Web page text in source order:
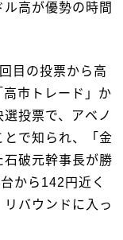
高が優勢の時間
目の投票から高
市トレード」か
投票で、アベノ
とで知られ、「金
破元幹事長が勝
から142円近く
バウンドに入っ